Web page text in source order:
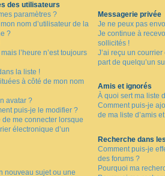
des utilisateurs
paramètres ?
nom d’utilisateur de la
?
l’heure n’est toujours
la liste !
à côté de mon nom
avatar ?
puis-je le modifier ?
de me connecter lorsque
électronique d’un
nouveau sujet ou une
Messagerie privée
Je ne peux pas
Je continue à
sollicités !
J’ai reçu un
part de quelqu’un
Amis et ignorés
À quoi sert ma liste
Comment puis-je
de ma liste d’amis
Recherche dans
Comment puis-je
des forums ?
Pourquoi ma